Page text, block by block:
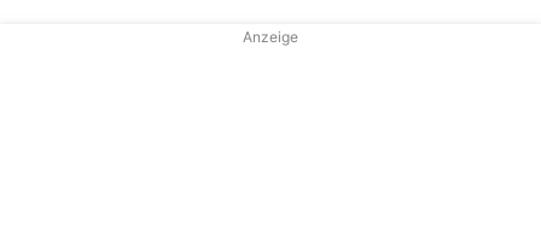
Anzeige